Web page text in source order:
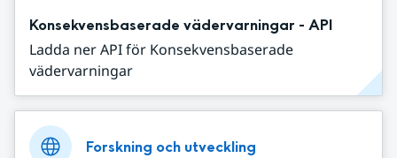
Konsekvensbaserade vädervarningar - API
Ladda ner API för Konsekvensbaserade
vädervarningar
Forskning och utveckling